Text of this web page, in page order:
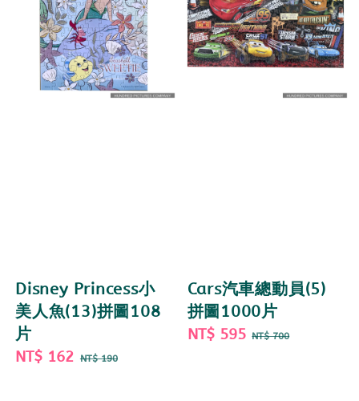
Disney Princess小
美人魚(13)拼圖108
片
Sale
NT$ 162 Regular
NT$ 190
Cars汽車總動員(5)
拼圖1000片
Sale
NT$ 595 Regular
NT$ 700